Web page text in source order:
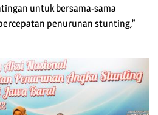
untuk bersama-sama
penurunan stunting,”